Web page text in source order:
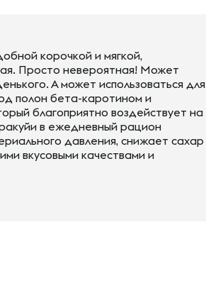
корочкой и мягкой,
Просто невероятная! Может
А может использоваться для
полон бета-каротином и
благоприятно воздействует на
в ежедневный рацион
давления, снижает сахар
вкусовыми качествами и